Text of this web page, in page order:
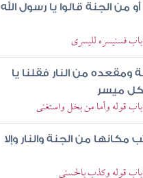
الجنة قالوا يا رسول الله
فسنيسره لليسرى
من النار فقلنا يا
فكل ميسر
قوله وأما من بخل واستغنى
من الجنة والنار وإلا
قوله وكذب بالحسنى